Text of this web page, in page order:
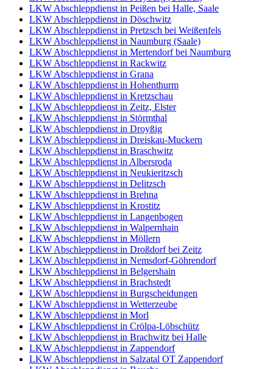
LKW Abschleppdienst in Peißen bei Halle, Saale
LKW Abschleppdienst in Döschwitz
LKW Abschleppdienst in Pretzsch bei Weißenfels
LKW Abschleppdienst in Naumburg (Saale)
LKW Abschleppdienst in Mertendorf bei Naumburg
LKW Abschleppdienst in Rackwitz
LKW Abschleppdienst in Grana
LKW Abschleppdienst in Hohenthurm
LKW Abschleppdienst in Kretzschau
LKW Abschleppdienst in Zeitz, Elster
LKW Abschleppdienst in Störmthal
LKW Abschleppdienst in Droyßig
LKW Abschleppdienst in Dreiskau-Muckern
LKW Abschleppdienst in Braschwitz
LKW Abschleppdienst in Albersroda
LKW Abschleppdienst in Neukieritzsch
LKW Abschleppdienst in Delitzsch
LKW Abschleppdienst in Brehna
LKW Abschleppdienst in Krostitz
LKW Abschleppdienst in Langenbogen
LKW Abschleppdienst in Walpernhain
LKW Abschleppdienst in Möllern
LKW Abschleppdienst in Droßdorf bei Zeitz
LKW Abschleppdienst in Nemsdorf-Göhrendorf
LKW Abschleppdienst in Belgershain
LKW Abschleppdienst in Brachstedt
LKW Abschleppdienst in Burgscheidungen
LKW Abschleppdienst in Wetterzeube
LKW Abschleppdienst in Morl
LKW Abschleppdienst in Crölpa-Löbschütz
LKW Abschleppdienst in Brachwitz bei Halle
LKW Abschleppdienst in Zappendorf
LKW Abschleppdienst in Salzatal OT Zappendorf